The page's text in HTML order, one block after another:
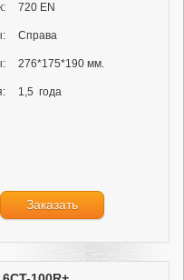
720 EN
Справа
276*175*190 мм.
1,5 года
Заказать